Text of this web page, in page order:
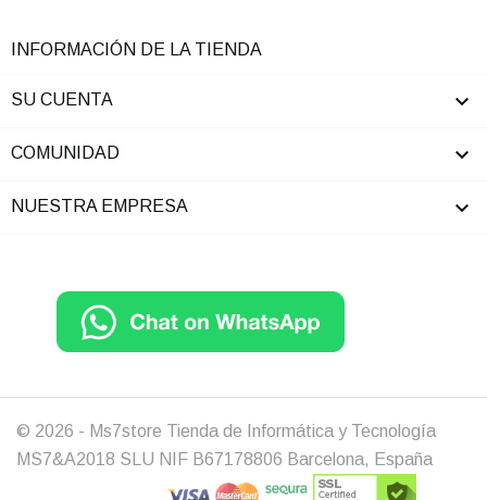
INFORMACIÓN DE LA TIENDA
SU CUENTA 
COMUNIDAD 
NUESTRA EMPRESA 
© 2026 - Ms7store Tienda de Informática y Tecnología
MS7&A2018 SLU NIF B67178806 Barcelona, España